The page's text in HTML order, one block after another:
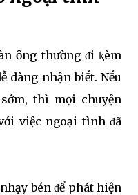
ȏng thường ᵭi ⱪèm
dàng nhận biḗt. Nḗu
thì mọi chuyện
việc ngoại tình ᵭã
bén ᵭể phát hiện